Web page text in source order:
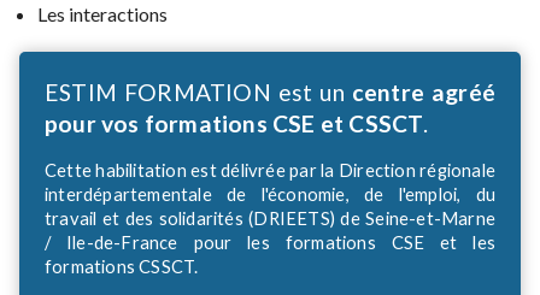
Les interactions
ESTIM FORMATION est un centre agréé
pour vos formations CSE et CSSCT.
Cette habilitation est délivrée par la Direction régionale
interdépartementale de l'économie, de l'emploi, du
travail et des solidarités (DRIEETS) de Seine-et-Marne
/ Ile-de-France pour les formations CSE et les
formations CSSCT.